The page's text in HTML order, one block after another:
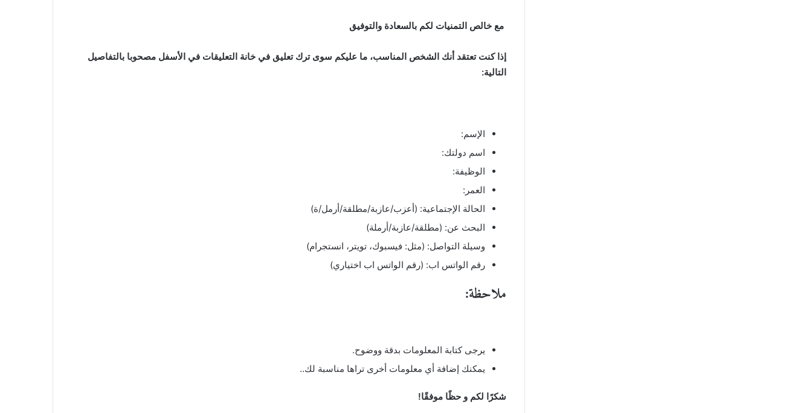
مع خالص التمنيات لكم بالسعادة والتوفيق
إذا كنت تعتقد أنك الشخص المناسب، ما عليكم سوى ترك تعليق في خانة التعليقات في الأسفل مصحوبا بالتفاصيل
التالية:
الإسم:
اسم دولتك:
الوظيفة:
العمر:
الحالة الإجتماعية: (أعزب/عازبة/مطلقة/أرمل/ة)
البحث عن: (مطلقة/عازبة/أرملة)
وسيلة التواصل: (مثل: فيسبوك، تويتر، انستجرام)
رقم الواتس اب: (رقم الواتس اب اختياري)
ملاحظة:
يرجى كتابة المعلومات بدقة ووضوح.
يمكنك إضافة أي معلومات أخرى تراها مناسبة لك..
شكرًا لكم و حظًا موفقًا!